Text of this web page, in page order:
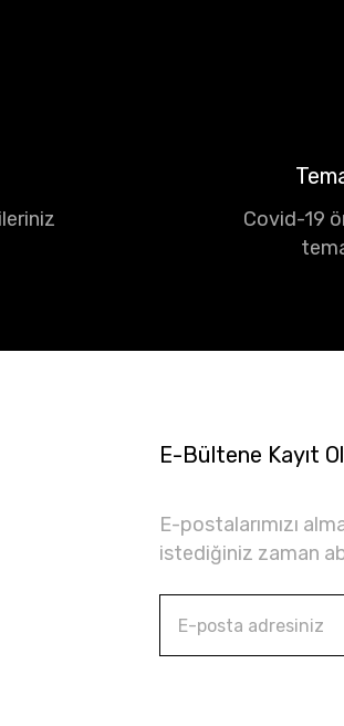
Covid-19
E-Bültene Kayıt Ol
E-postalarımızı
istediğiniz zaman